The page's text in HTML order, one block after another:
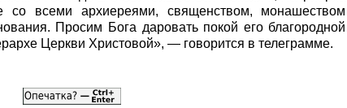
всеми архиереями, священством, монашеством
Просим Бога даровать покой его благородной
Церкви Христовой», — говорится в телеграмме.